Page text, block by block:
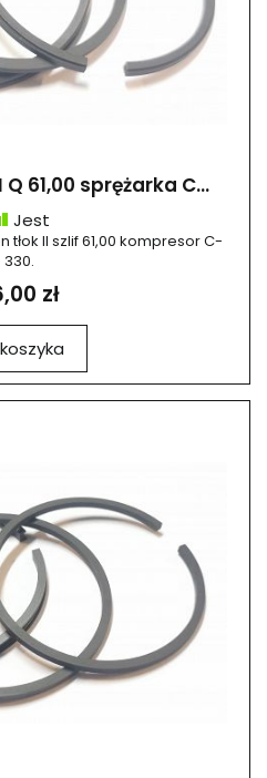
61,00 sprężarka C...
Jest
II szlif 61,00 kompresor C-
330.
zł